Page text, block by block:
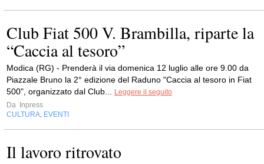
Club Fiat 500 V. Brambilla, riparte la
“Caccia al tesoro”
Modica (RG) - Prenderà il via domenica 12 luglio alle ore 9.00 da
Piazzale Bruno la 2° edizione del Raduno "Caccia al tesoro in Fiat
500", organizzato dal Club...
Leggere il seguito
Da
Inpress
CULTURA EVENTI
Il lavoro ritrovato